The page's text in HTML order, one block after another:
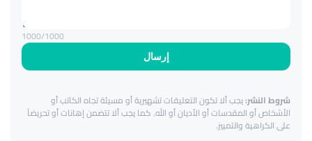
إرسال
1000/1000
شروط النشر:يجب ألا تكون التعليقات تشهيرية أو مسيئة تجاه الكاتب أو
الأشخاص أو المقدسات أو الأديان أو الله. كما يجب ألا تتضمن إهانات أو تحريضاً
على الكراهية والتمييز.